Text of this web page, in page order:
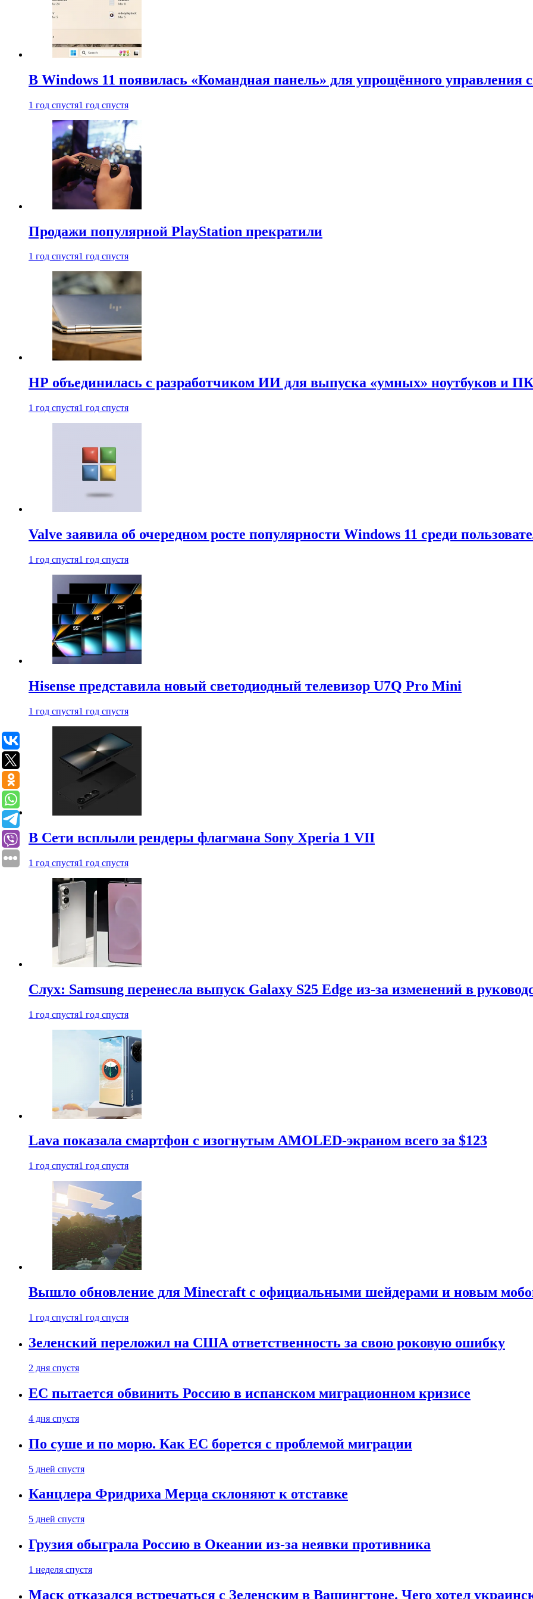
В Windows 11 появилась «Командная панель» для упрощённого управления
1 год спустя1 год спустя
Продажи популярной PlayStation прекратили
1 год спустя1 год спустя
HP объединилась с разработчиком ИИ для выпуска «умных» ноутбуков и ПК
1 год спустя1 год спустя
Valve заявила об очередном росте популярности Windows 11 среди
1 год спустя1 год спустя
Hisense представила новый светодиодный телевизор U7Q Pro Mini
1 год спустя1 год спустя
В Сети всплыли рендеры флагмана Sony Xperia 1 VII
1 год спустя1 год спустя
Слух: Samsung перенесла выпуск Galaxy S25 Edge из-за изменений в
1 год спустя1 год спустя
Lava показала смартфон с изогнутым AMOLED-экраном всего за $123
1 год спустя1 год спустя
Вышло обновление для Minecraft с официальными шейдерами и новым
1 год спустя1 год спустя
Зеленский переложил на США ответственность за свою роковую ошибку
2 дня спустя
ЕС пытается обвинить Россию в испанском миграционном кризисе
4 дня спустя
По суше и по морю. Как ЕС борется с проблемой миграции
5 дней спустя
Канцлера Фридриха Мерца склоняют к отставке
5 дней спустя
Грузия обыграла Россию в Океании из-за неявки противника
1 неделя спустя
Маск отказался встречаться с Зеленским в Вашингтоне. Чего хотел